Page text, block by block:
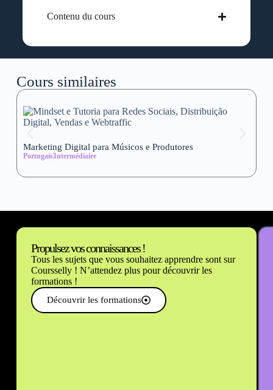
Contenu du cours
Cours similaires
Marketing Digital para Músicos e Produtores
PortugaisIntermédiaire
Propulsez vos connaissances !
Tous les sujets que vous souhaitez apprendre sont sur
Coursselly ! N’attendez plus pour découvrir les
formations !
Découvrir les formations